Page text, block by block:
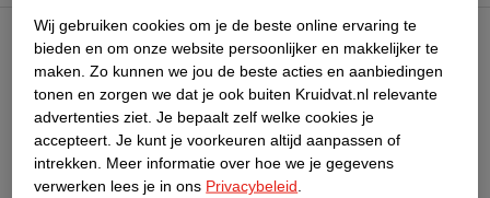
Kruidvat Club
Klantenservice
Over Kruidvat
Wij gebruiken cookies om je de beste online ervaring te
bieden en om onze website persoonlijker en makkelijker te
maken. Zo kunnen we jou de beste acties en aanbiedingen
tonen en zorgen we dat je ook buiten Kruidvat.nl relevante
advertenties ziet. Je bepaalt zelf welke cookies je
accepteert. Je kunt je voorkeuren altijd aanpassen of
intrekken.
Meer informatie over hoe we je gegevens
verwerken lees je in ons Privacybeleid